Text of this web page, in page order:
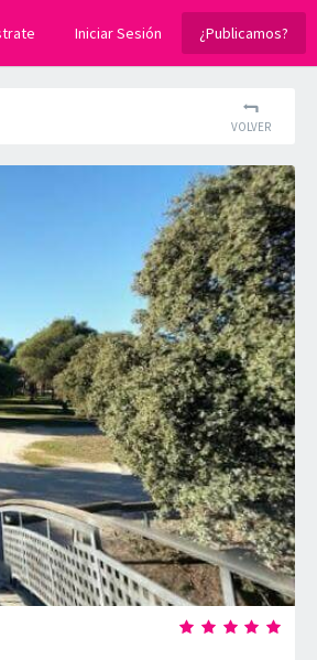
Iniciar Sesión ¿Publicamos?
VOLVER